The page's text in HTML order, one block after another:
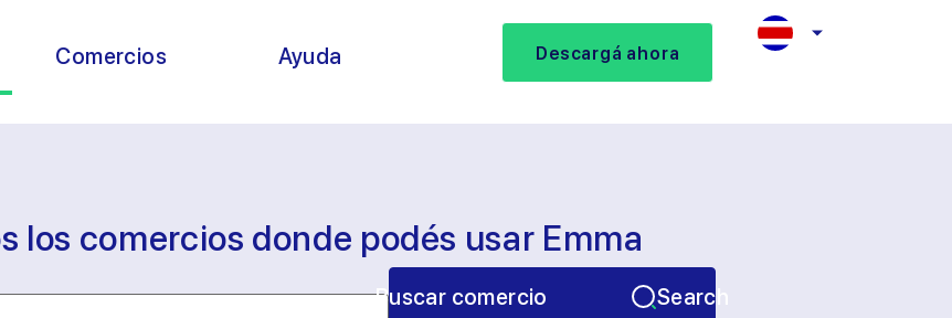
Comercios Ayuda Descargá ahora
los comercios donde podés usar Emma
Buscar comercio Search